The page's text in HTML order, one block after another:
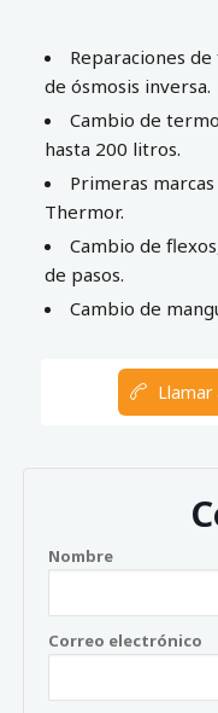
Reparaciones
de ósmosis inversa.
Cambio de
hasta 200 litros.
Primeras
Thermor.
Cambio de
de pasos.
Cambio de
Llamar
Nombre
Correo electrónico